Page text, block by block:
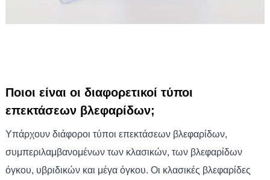
Ποιοι είναι οι διαφορετικοί τύποι
επεκτάσεων βλεφαρίδων;
Υπάρχουν διάφοροι τύποι επεκτάσεων βλεφαρίδων,
συμπεριλαμβανομένων των κλασικών, των βλεφαρίδων
όγκου, υβριδικών και μέγα όγκου. Οι κλασικές βλεφαρίδες